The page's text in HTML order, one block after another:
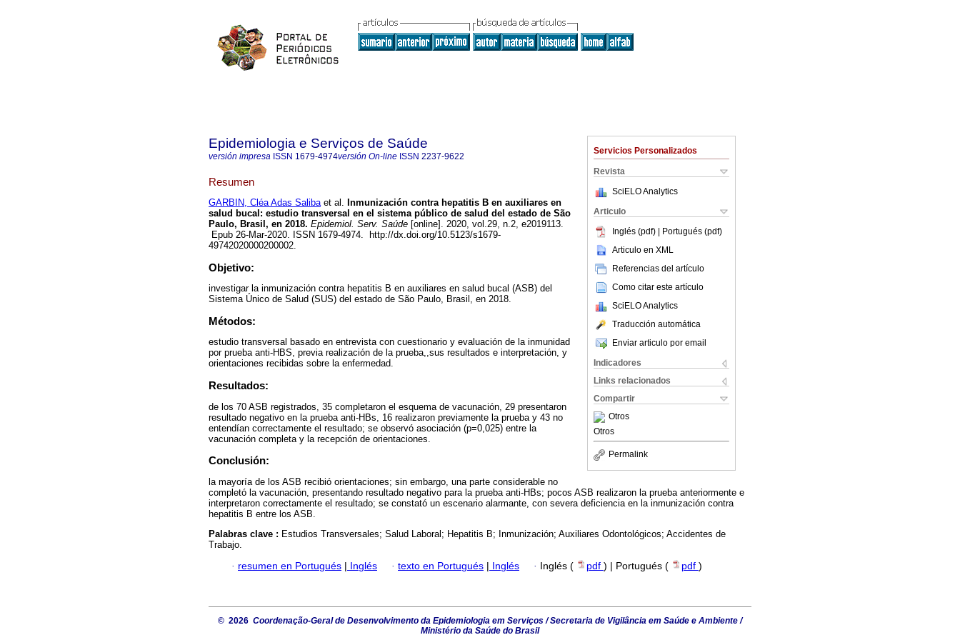
Servicios Personalizados
Revista
SciELO Analytics
Articulo
Inglés (pdf) | Portugués (pdf)
Articulo en XML
Referencias del artículo
Como citar este artículo
SciELO Analytics
Traducción automática
Enviar articulo por email
Indicadores
Links relacionados
Compartir
Otros
Otros
Permalink
Epidemiologia e Serviços de Saúde
versión impresa ISSN 1679-4974versión On-line ISSN 2237-9622
Resumen
GARBIN, Cléa Adas Salibaet al. Inmunización contra hepatitis B en auxiliares en
salud bucal: estudio transversal en el sistema público de salud del estado de São
Paulo, Brasil, en 2018. Epidemiol. Serv. Saúde [online]. 2020, vol.29, n.2, e2019113.
Epub 26-Mar-2020. ISSN 1679-4974. http://dx.doi.org/10.5123/s1679-
49742020000200002.
Objetivo:
investigar la inmunización contra hepatitis B en auxiliares en salud bucal (ASB) del
Sistema Único de Salud (SUS) del estado de São Paulo, Brasil, en 2018.
Métodos:
estudio transversal basado en entrevista con cuestionario y evaluación de la inmunidad
por prueba anti-HBS, previa realización de la prueba,,sus resultados e interpretación, y
orientaciones recibidas sobre la enfermedad.
Resultados:
de los 70 ASB registrados, 35 completaron el esquema de vacunación, 29 presentaron
resultado negativo en la prueba anti-HBs, 16 realizaron previamente la prueba y 43 no
entendían correctamente el resultado; se observó asociación (p=0,025) entre la
vacunación completa y la recepción de orientaciones.
Conclusión:
la mayoría de los ASB recibió orientaciones; sin embargo, una parte considerable no
completó la vacunación, presentando resultado negativo para la prueba anti-HBs; pocos ASB realizaron la prueba anteriormente e
interpretaron correctamente el resultado; se constató un escenario alarmante, con severa deficiencia en la inmunización contra
hepatitis B entre los ASB.
Palabras clave : Estudios Transversales; Salud Laboral; Hepatitis B; Inmunización; Auxiliares Odontológicos; Accidentes de
Trabajo.
· resumen en Portugués Inglés · texto en Portugués Inglés · Inglés ( pdf ) | Portugués ( pdf )
© 2026 Coordenação-Geral de Desenvolvimento da Epidemiologia em Serviços / Secretaria de Vigilância em Saúde e Ambiente /
Ministério da Saúde do Brasil